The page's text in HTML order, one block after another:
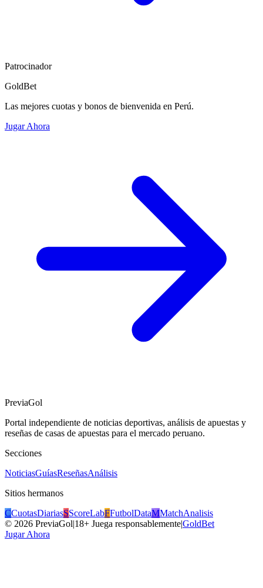
Patrocinador
GoldBet
Las mejores cuotas y bonos de bienvenida en Perú.
Jugar Ahora
PreviaGol
Portal independiente de noticias deportivas, análisis de apuestas y
reseñas de casas de apuestas para el mercado peruano.
Secciones
NoticiasGuíasReseñasAnálisis
Sitios hermanos
CCuotasDiariasSScoreLabFFutbolDataMMatchAnalisis
© 2026 PreviaGol|18+ Juega responsablemente|GoldBet
Jugar Ahora